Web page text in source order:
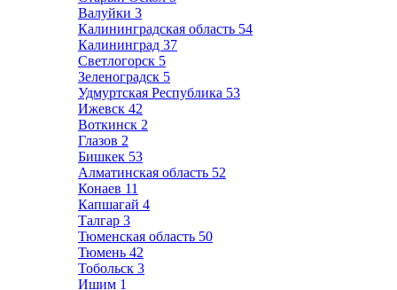
Валуйки 3
Калининградская область 54
Калининград 37
Светлогорск 5
Зеленоградск 5
Удмуртская Республика 53
Ижевск 42
Воткинск 2
Глазов 2
Бишкек 53
Алматинская область 52
Конаев 11
Капшагай 4
Талгар 3
Тюменская область 50
Тюмень 42
Тобольск 3
Ишим 1